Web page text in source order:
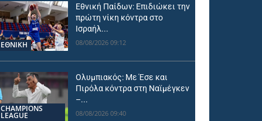
ΕΘΝΙΚΉ
Εθνική Παίδων: Επιδιώκει την
πρώτη νίκη κόντρα στο
Ισραήλ...
08/08/2026 09:12
CHAMPIONS
LEAGUE
Ολυμπιακός: Με Έσε και
Πιρόλα κόντρα στη Ναϊμέγκεν
–...
08/08/2026 09:40